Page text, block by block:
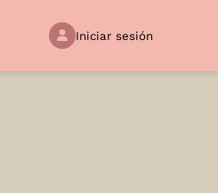
Iniciar sesión